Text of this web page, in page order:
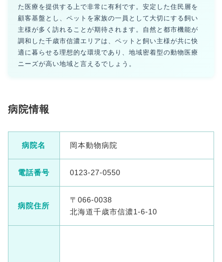
た医療を提供する上で非常に有利です。安定した住民層を
顧客基盤とし、ペットを家族の一員として大切にする飼い
主様が多く訪れることが期待されます。自然と都市機能が
調和した千歳市信濃エリアは、ペットと飼い主様が共に快
適に暮らせる理想的な環境であり、地域密着型の動物医療
ニーズが高い地域と言えるでしょう。
病院情報
病院名 岡本動物病院
電話番号 0123-27-0550
病院住所
〒066-0038
北海道千歳市信濃1-6-10